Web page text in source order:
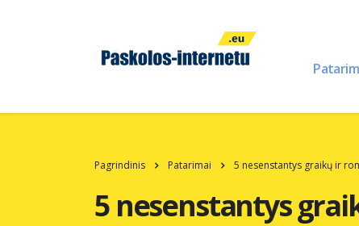
Pagrindinis Patarimai 5 nesenstantys graikų ir
5 nesenstantys